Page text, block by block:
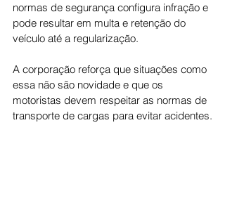
normas de segurança configura infração e
pode resultar em multa e retenção do
veículo até a regularização.
A corporação reforça que situações como
essa não são novidade e que os
motoristas devem respeitar as normas de
transporte de cargas para evitar acidentes.